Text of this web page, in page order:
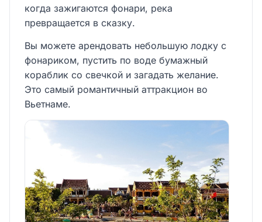
когда зажигаются фонари, река
превращается в сказку.
Вы можете арендовать небольшую лодку с
фонариком, пустить по воде бумажный
кораблик со свечкой и загадать желание.
Это самый романтичный аттракцион во
Вьетнаме.